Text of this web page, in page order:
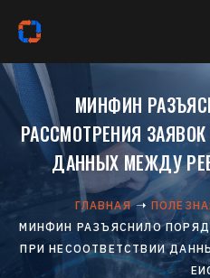
МИНФИН
РАССМОТРЕНИЯ
ДАННЫХ МЕЖДУ
ГЛАВНАЯ
МИНФИН РАЗЪЯСНИЛО
ПРИ НЕСООТВЕТСТВИИ